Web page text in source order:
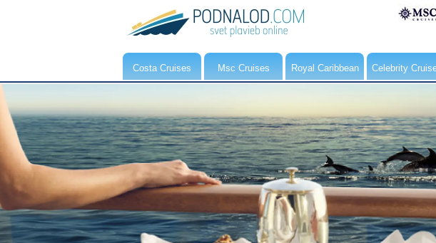
Costa Cruises Msc Cruises Royal Caribbean Celebrity